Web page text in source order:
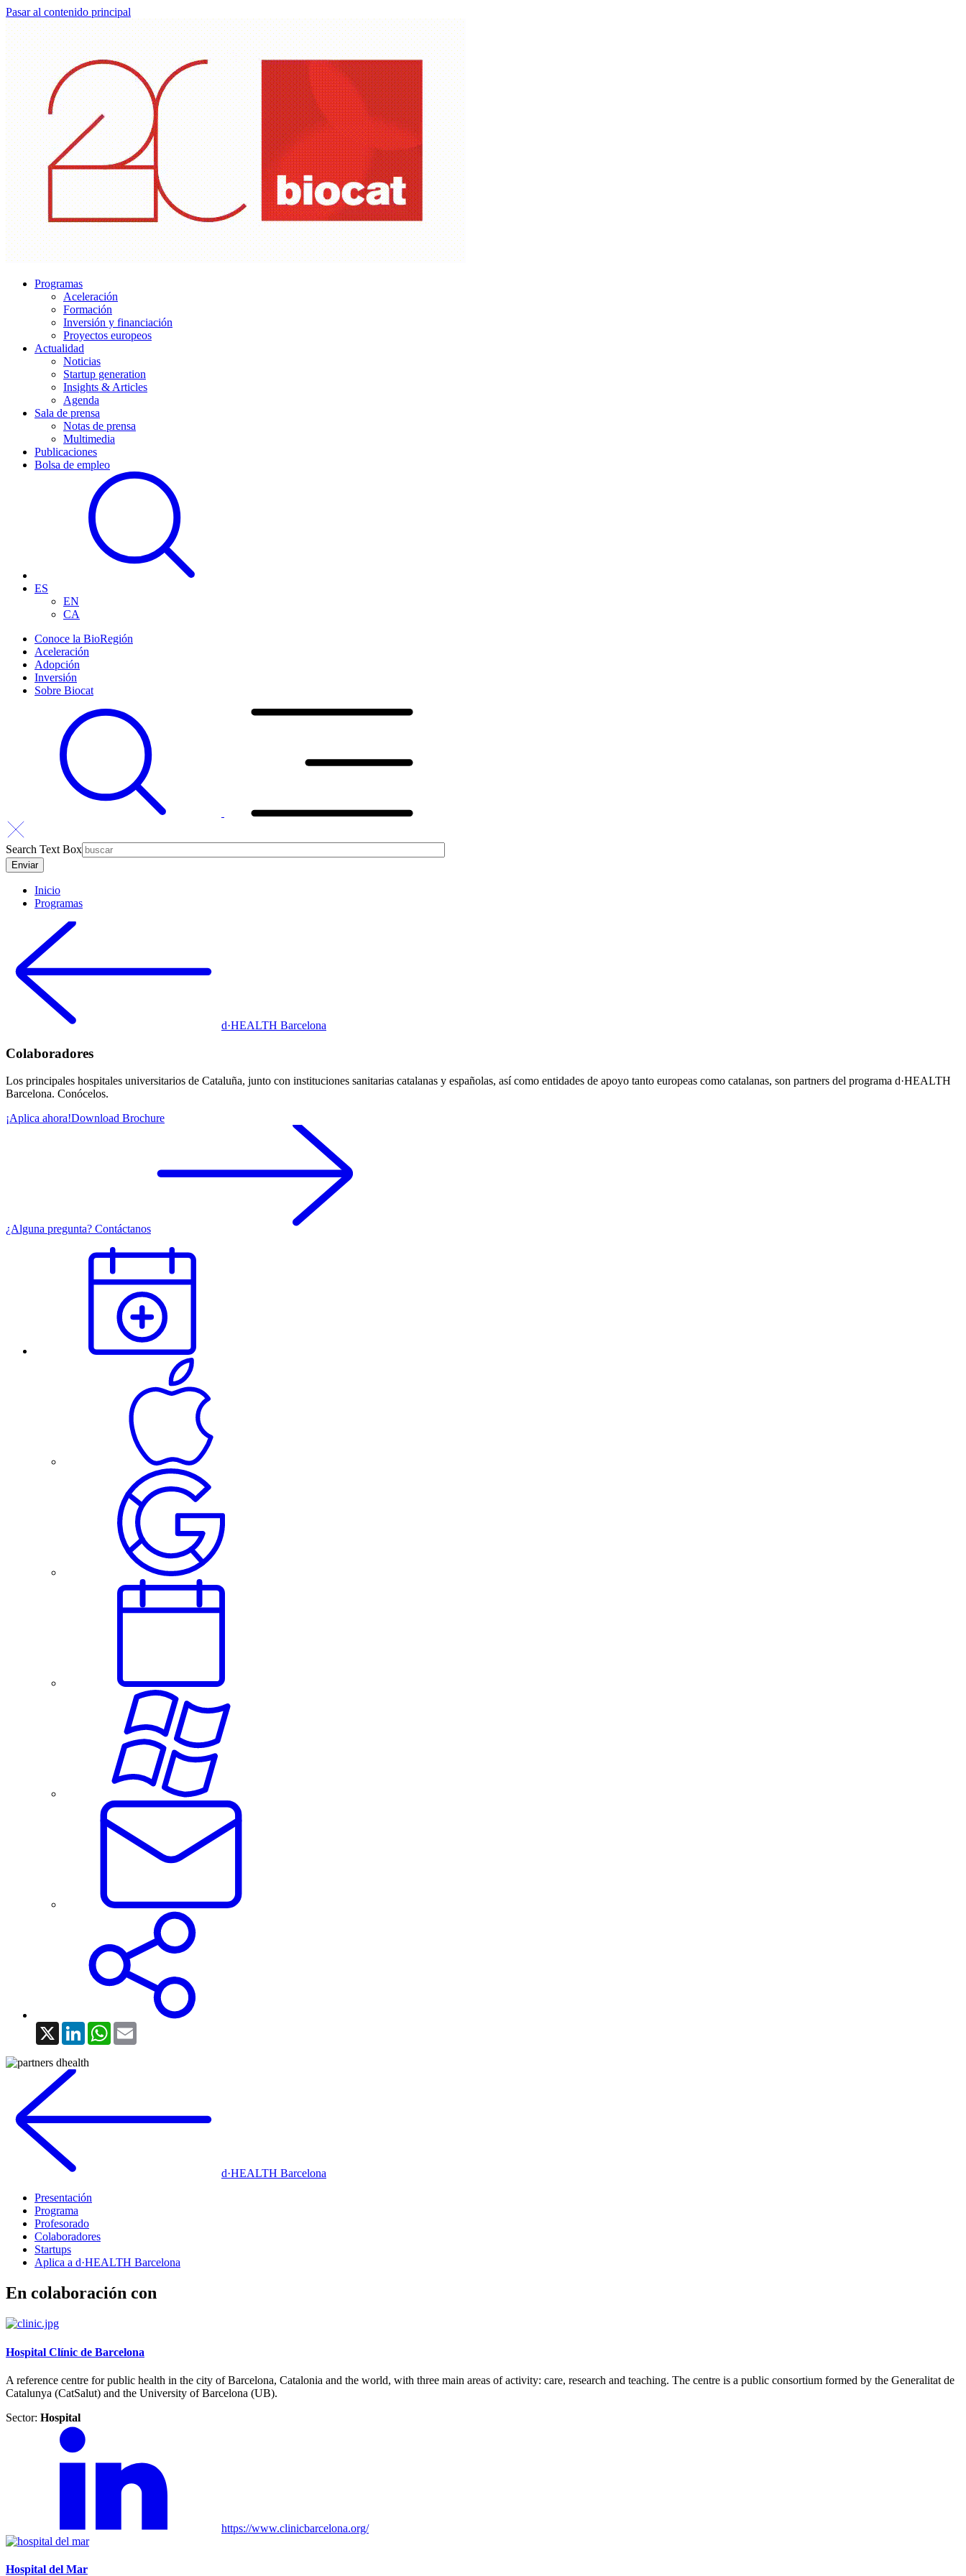
Pasar al contenido principal
Programas
Aceleración
Formación
Inversión y financiación
Proyectos europeos
Actualidad
Noticias
Startup generation
Insights & Articles
Agenda
Sala de prensa
Notas de prensa
Multimedia
Publicaciones
Bolsa de empleo
ES
EN
CA
Conoce la BioRegión
Aceleración
Adopción
Inversión
Sobre Biocat
Search Text Box
Inicio
Programas
d·HEALTH Barcelona
Colaboradores
Los principales hospitales universitarios de Cataluña, junto con instituciones sanitarias catalanas y españolas, así como entidades de apoyo tanto europeas como catalanas, son partners del programa d·HEALTH
Barcelona. Conócelos.
¡Aplica ahora!Download Brochure
¿Alguna pregunta? Contáctanos
X LinkedInWhatsApp
d·HEALTH Barcelona
Presentación
Programa
Profesorado
Colaboradores
Startups
Aplica a d·HEALTH Barcelona
En colaboración con
Hospital Clínic de Barcelona
A reference centre for public health in the city of Barcelona, Catalonia and the world, with three main areas of activity: care, research and teaching. The centre is a public consortium formed by the Generalitat de
Catalunya (CatSalut) and the University of Barcelona (UB).
Sector: Hospital
https://www.clinicbarcelona.org/
Hospital del Mar